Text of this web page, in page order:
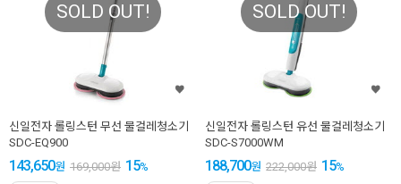
SOLD OUT!
신일전자 롤링스턴 무선 물걸레청소기
SDC-EQ900
143,650원 169,000원 15%
SOLD OUT!
신일전자 롤링스턴 유선 물걸레청소기
SDC-S7000WM
188,700원 222,000원 15%